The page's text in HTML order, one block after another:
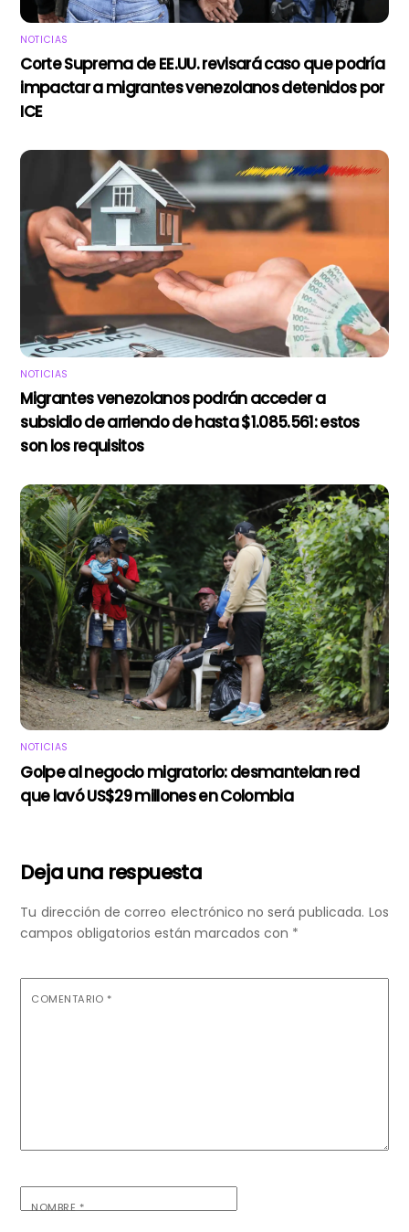
NOTICIAS
Corte Suprema de EE.UU. revisará caso que podría
impactar a migrantes venezolanos detenidos por
ICE
NOTICIAS
Migrantes venezolanos podrán acceder a
subsidio de arriendo de hasta $1.085.561: estos
son los requisitos
NOTICIAS
Golpe al negocio migratorio: desmantelan red
que lavó US$29 millones en Colombia
Deja una respuesta
Tu dirección de correo electrónico no será publicada. Los
campos obligatorios están marcados con *
COMENTARIO *
NOMBRE*